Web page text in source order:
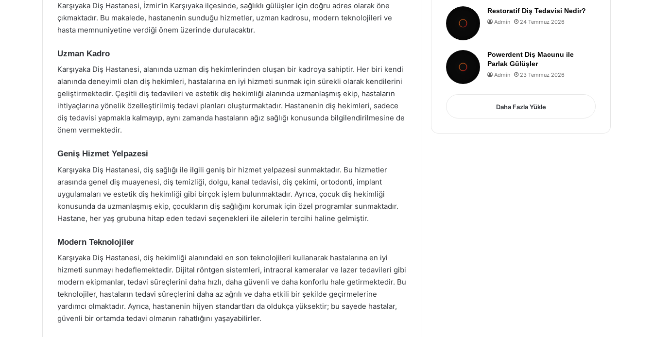
Karşıyaka Diş Hastanesi, İzmir’in Karşıyaka ilçesinde, sağlıklı gülüşler için doğru adres olarak öne
çıkmaktadır. Bu makalede, hastanenin sunduğu hizmetler, uzman kadrosu, modern teknolojileri ve
hasta memnuniyetine verdiği önem üzerinde durulacaktır.
Uzman Kadro
Karşıyaka Diş Hastanesi, alanında uzman diş hekimlerinden oluşan bir kadroya sahiptir. Her biri kendi
alanında deneyimli olan diş hekimleri, hastalarına en iyi hizmeti sunmak için sürekli olarak kendilerini
geliştirmektedir. Çeşitli diş tedavileri ve estetik diş hekimliği alanında uzmanlaşmış ekip, hastaların
ihtiyaçlarına yönelik özelleştirilmiş tedavi planları oluşturmaktadır. Hastanenin diş hekimleri, sadece
diş tedavisi yapmakla kalmayıp, aynı zamanda hastaların ağız sağlığı konusunda bilgilendirilmesine de
önem vermektedir.
Geniş Hizmet Yelpazesi
Karşıyaka Diş Hastanesi, diş sağlığı ile ilgili geniş bir hizmet yelpazesi sunmaktadır. Bu hizmetler
arasında genel diş muayenesi, diş temizliği, dolgu, kanal tedavisi, diş çekimi, ortodonti, implant
uygulamaları ve estetik diş hekimliği gibi birçok işlem bulunmaktadır. Ayrıca, çocuk diş hekimliği
konusunda da uzmanlaşmış ekip, çocukların diş sağlığını korumak için özel programlar sunmaktadır.
Hastane, her yaş grubuna hitap eden tedavi seçenekleri ile ailelerin tercihi haline gelmiştir.
Modern Teknolojiler
Karşıyaka Diş Hastanesi, diş hekimliği alanındaki en son teknolojileri kullanarak hastalarına en iyi
hizmeti sunmayı hedeflemektedir. Dijital röntgen sistemleri, intraoral kameralar ve lazer tedavileri gibi
modern ekipmanlar, tedavi süreçlerini daha hızlı, daha güvenli ve daha konforlu hale getirmektedir. Bu
teknolojiler, hastaların tedavi süreçlerini daha az ağrılı ve daha etkili bir şekilde geçirmelerine
yardımcı olmaktadır. Ayrıca, hastanenin hijyen standartları da oldukça yüksektir; bu sayede hastalar,
güvenli bir ortamda tedavi olmanın rahatlığını yaşayabilirler.
Restoratif Diş Tedavisi Nedir?
Admin 24 Temmuz 2026
Powerdent Diş Macunu ile
Parlak Gülüşler
Admin 23 Temmuz 2026
Daha Fazla Yükle